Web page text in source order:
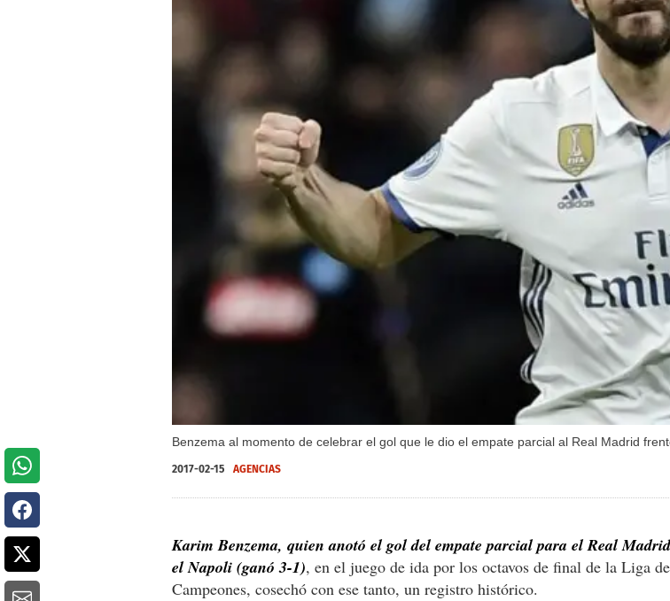
Benzema al momento de celebrar el gol que le dio el empate parcial al Real Madrid
2017-02-15 AGENCIAS
Karim Benzema, quien anotó el gol del empate parcial para el Real
el Napoli (ganó 3-1), en el juego de ida por los octavos de final de la Liga de
Campeones, cosechó con ese tanto, un registro histórico.